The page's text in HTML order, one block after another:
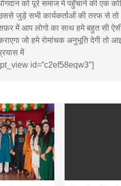
को पूरे समाज मे पहुँचाने की एक
जुड़े सभी कार्यकर्ताओं की तरफ से
में आप लोगो का साथ हमे बहुत सी
जो हमे रोमांचक अनुभूति देगी तो
में
id=”c2ef58eqw3″]